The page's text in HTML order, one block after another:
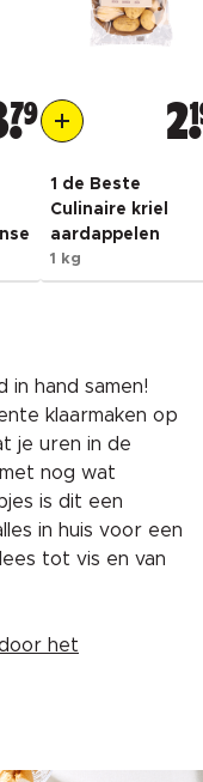
79 2
1 de Beste
Culinaire kriel
aardappelen
1 kg
in hand samen!
klaarmaken op
je uren in de
nog wat
is dit een
in huis voor een
tot vis en van
het